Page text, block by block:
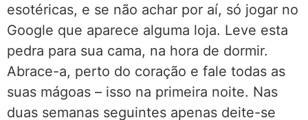
esotéricas, e se não achar por aí, só jogar no
Google que aparece alguma loja. Leve esta
pedra para sua cama, na hora de dormir.
Abrace-a, perto do coração e fale todas as
suas mágoas – isso na primeira noite. Nas
duas semanas seguintes apenas deite-se